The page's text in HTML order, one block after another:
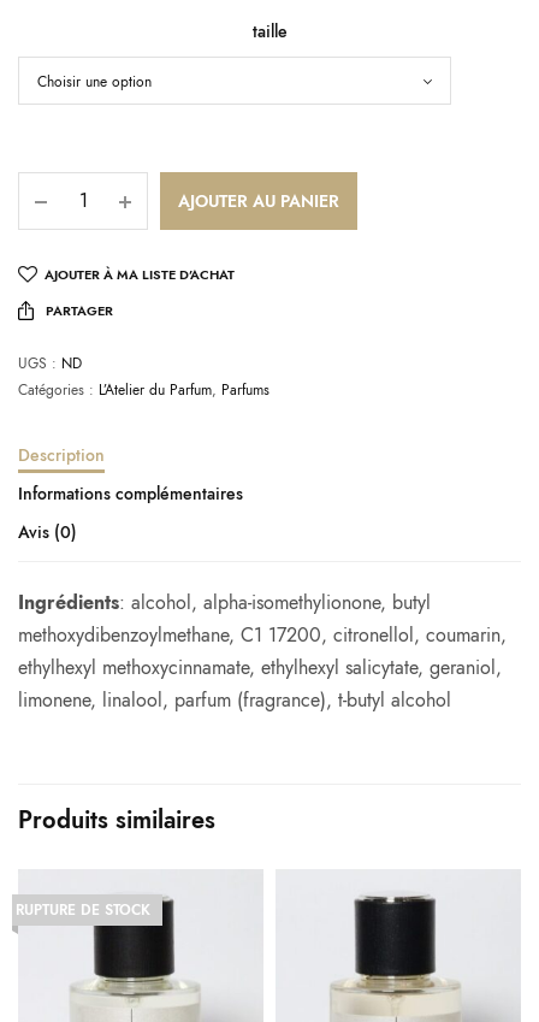
taille
AJOUTER AU PANIER
AJOUTER À MA LISTE D’ACHAT
PARTAGER
UGS : ND
Catégories : L’Atelier du Parfum, Parfums
Description
Informations complémentaires
Avis (0)
Ingrédients: alcohol, alpha-isomethylionone, butyl
methoxydibenzoylmethane, C1 17200, citronellol, coumarin,
ethylhexyl methoxycinnamate, ethylhexyl salicytate, geraniol,
limonene, linalool, parfum (fragrance), t-butyl alcohol
Produits similaires
RUPTURE DE STOCK